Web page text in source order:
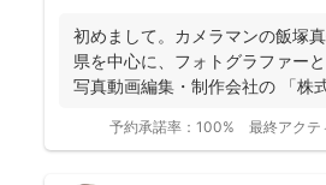
初めまして。カメラマンの飯塚
県を中心に、フォトグラファー
写真動画編集・制作会社の 「株
予約承諾率： 100% 最終アクテ